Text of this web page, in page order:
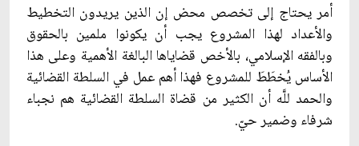
أمر يحتاج إلى تخصص محض إن الذين يريدون التخطيط
والأعداد لهذا المشروع يجب أن يكونوا ملمين بالحقوق
وبالفقه الإسلامي، بالأخص قضاياها البالغة الأهمية وعلى هذا
الأساس يُخطَطَ للمشروع فهذا أهم عمل في السلطة القضائية
والحمد للَّه أن الكثير من قضاة السلطة القضائية هم نجباء
شرفاء وضمير حيّ.